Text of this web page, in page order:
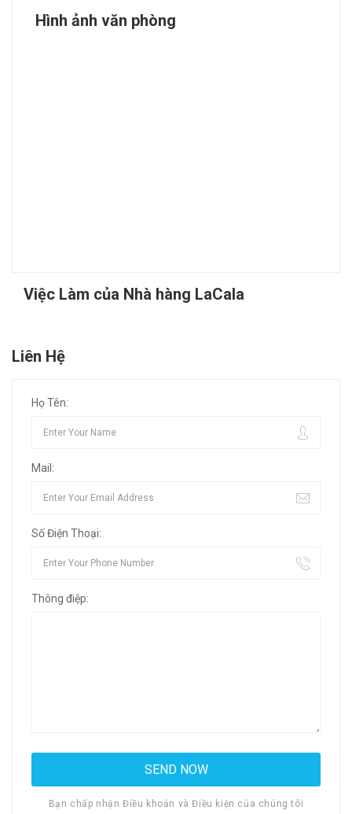
Hình ảnh văn phòng
Việc Làm của Nhà hàng LaCala
Liên Hệ
Họ Tên:
Mail:
Số Điện Thoại:
Thông điệp:
Bạn chấp nhận Điều khoản và Điều kiện của chúng tôi